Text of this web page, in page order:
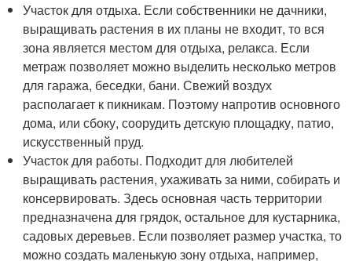
Участок для отдыха. Если собственники не дачники,
выращивать растения в их планы не входит, то вся
зона является местом для отдыха, релакса. Если
метраж позволяет можно выделить несколько метров
для гаража, беседки, бани. Свежий воздух
располагает к пикникам. Поэтому напротив основного
дома, или сбоку, соорудить детскую площадку, патио,
искусственный пруд.
Участок для работы. Подходит для любителей
выращивать растения, ухаживать за ними, собирать и
консервировать. Здесь основная часть территории
предназначена для грядок, остальное для кустарника,
садовых деревьев. Если позволяет размер участка, то
можно создать маленькую зону отдыха, например,